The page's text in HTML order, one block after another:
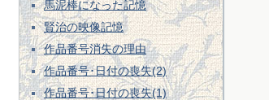
馬泥棒になった記憶
賢治の映像記憶
作品番号消失の理由
作品番号･日付の喪失(2)
作品番号･日付の喪失(1)